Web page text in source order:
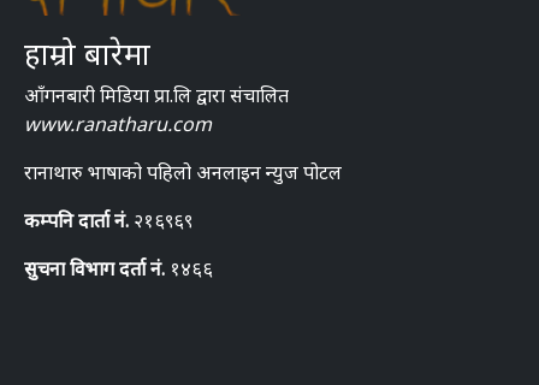
हाम्रो बारेमा
आँगनबारी मिडिया प्रा.लि द्वारा संचालित
www.ranatharu.com
रानाथारु भाषाको पहिलो अनलाइन न्युज पोटल
कम्पनि दार्ता नं. २१६९६९
सुचना विभाग दर्ता नं. १४६६